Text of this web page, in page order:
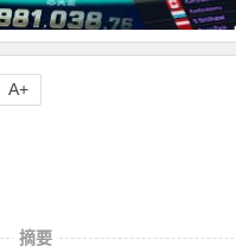
摘要
A+